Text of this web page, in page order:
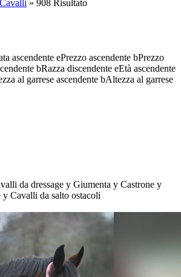
Cavalli » 908 Risultato
ascendente ePrezzo ascendente bPrezzo
bRazza discendente eEtà ascendente
al garrese ascendente bAltezza al garrese
da dressage y Giumenta y Castrone y
y Cavalli da salto ostacoli